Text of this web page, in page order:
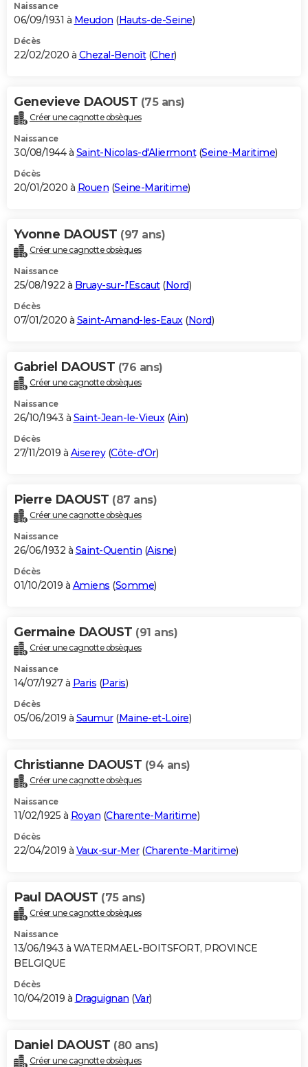
Naissance
06/09/1931 à Meudon (Hauts-de-Seine)
Décès
22/02/2020 à Chezal-Benoît(Cher)
Genevieve DAOUST (75 ans)
Créer une cagnotte obsèques
Naissance
30/08/1944 à Saint-Nicolas-d'Aliermont(Seine-Maritime)
Décès
20/01/2020 à Rouen (Seine-Maritime)
Yvonne DAOUST (97 ans)
Créer une cagnotte obsèques
Naissance
25/08/1922 à Bruay-sur-l'Escaut(Nord)
Décès
07/01/2020 à Saint-Amand-les-Eaux(Nord)
Gabriel DAOUST (76 ans)
Créer une cagnotte obsèques
Naissance
26/10/1943 à Saint-Jean-le-Vieux(Ain)
Décès
27/11/2019 à Aiserey(Côte-d'Or)
Pierre DAOUST (87 ans)
Créer une cagnotte obsèques
Naissance
26/06/1932 à Saint-Quentin (Aisne)
Décès
01/10/2019 à Amiens (Somme)
Germaine DAOUST (91 ans)
Créer une cagnotte obsèques
Naissance
14/07/1927 à Paris (Paris)
Décès
05/06/2019 à Saumur(Maine-et-Loire)
Christianne DAOUST (94 ans)
Créer une cagnotte obsèques
Naissance
11/02/1925 à Royan (Charente-Maritime)
Décès
22/04/2019 à Vaux-sur-Mer(Charente-Maritime)
Paul DAOUST (75 ans)
Créer une cagnotte obsèques
Naissance
13/06/1943 à WATERMAEL-BOITSFORT, PROVINCE
BELGIQUE
Décès
10/04/2019 à Draguignan (Var)
Daniel DAOUST (80 ans)
Créer une cagnotte obsèques